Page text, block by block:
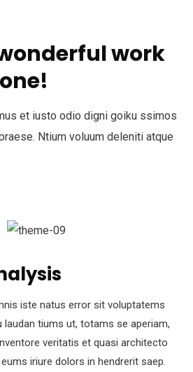
work
et iusto odio digni goiku ssimos
Ntium voluum deleniti atque
iste natus error sit voluptatems
tiums ut, totams se aperiam,
veritatis et quasi architecto
iriure dolors in hendrerit saep.